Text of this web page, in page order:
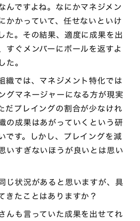
んですよね。なにかマネジメン
かかっていて、任せないといけ
た。その結果、適度に成果を出
すぐメンバーにボールを返すよ
た。
織では、マネジメント特化では
グマネージャーになる方が現実
だプレイングの割合が少なけれ
の成果はあがっていくという研
です。しかし、プレイングを減
いすぎないほうが良いとは思い
じ状況があると思いますが、具
きたことはありますか？
んも言っていた成果を出せてれ